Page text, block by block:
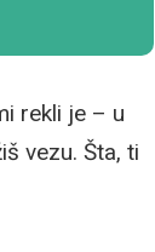
rekli je – u
vezu. Šta, ti